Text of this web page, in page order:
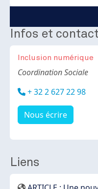
Infos et
Inclusion numérique
Body
Coordination Sociale
Téléphone
+ 32 2 627 22 98
Nous écrire
Liens